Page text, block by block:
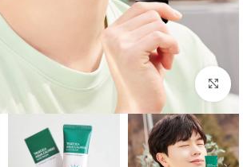
بزرگنمایی تصویر